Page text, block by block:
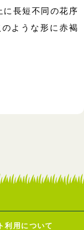
長短不同の花序
ような形に赤褐
利用について